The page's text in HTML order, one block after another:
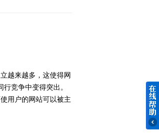
越来越多，这使得网
竞争中变得突出。
用户的网站可以被主